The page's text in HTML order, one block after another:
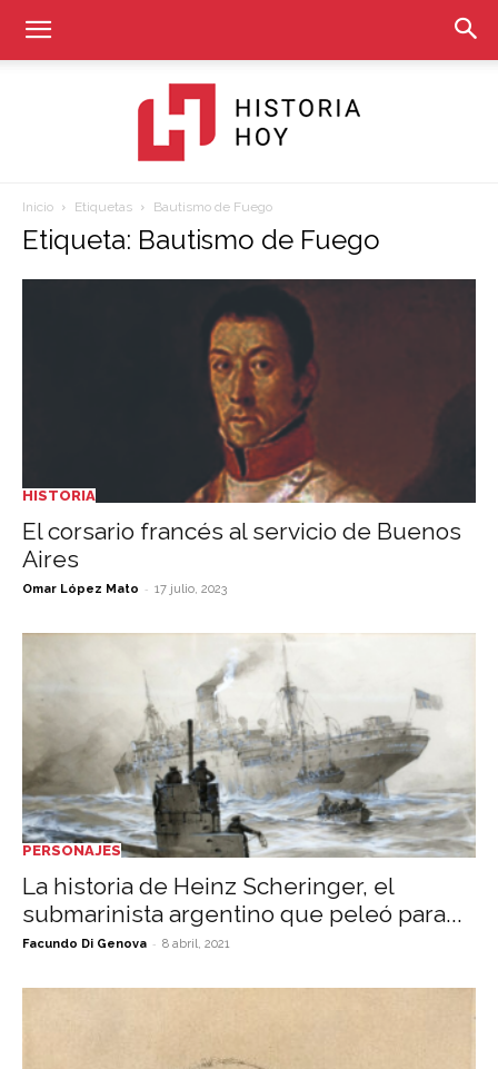
Historia
Inicio Etiquetas Bautismo de Fuego
Etiqueta: Bautismo de Fuego
HISTORIA
El corsario francés al servicio de Buenos
Aires
Omar López Mato - 17 julio, 2023
PERSONAJES
La historia de Heinz Scheringer, el
submarinista argentino que peleó para...
Facundo Di Genova - 8 abril, 2021